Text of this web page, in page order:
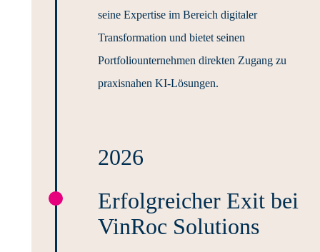
seine Expertise im Bereich digitaler
Transformation und bietet seinen
Portfoliounternehmen direkten Zugang zu
praxisnahen KI-Lösungen.
2026
Erfolgreicher Exit bei
VinRoc Solutions